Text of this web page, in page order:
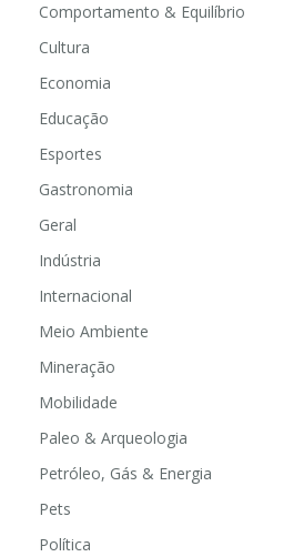
Comportamento & Equilíbrio
Cultura
Economia
Educação
Esportes
Gastronomia
Geral
Indústria
Internacional
Meio Ambiente
Mineração
Mobilidade
Paleo & Arqueologia
Petróleo, Gás & Energia
Pets
Política